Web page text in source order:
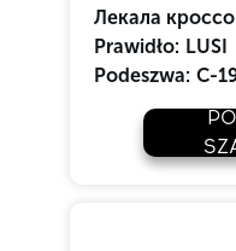
Лекала
Prawidło: LUSI
Podeszwa: C-